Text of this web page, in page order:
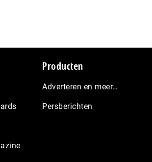
Producten
Adverteren en meer…
Persberichten